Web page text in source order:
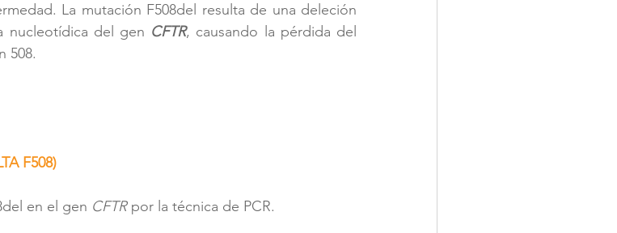
La mutación F508del resulta de una deleción
nucleotídica del gen CFTR, causando la pérdida del
508.
F508)
en el gen CFTR por la técnica de PCR.